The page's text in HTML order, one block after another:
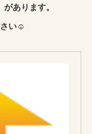
あります。
い☺︎